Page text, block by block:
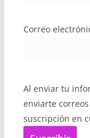
Correo
Al enviar tu
enviarte
suscripción en